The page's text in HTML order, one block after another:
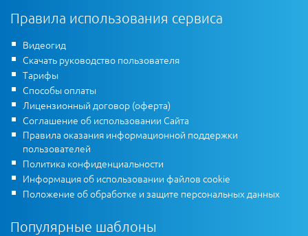
Правила использования сервиса
Видеогид
Скачать руководство пользователя
Тарифы
Способы оплаты
Лицензионный договор (оферта)
Соглашение об использовании Сайта
Правила оказания информационной поддержки
пользователей
Политика конфиденциальности
Информация об использовании файлов cookie
Положение об обработке и защите персональных данных
Популярные шаблоны